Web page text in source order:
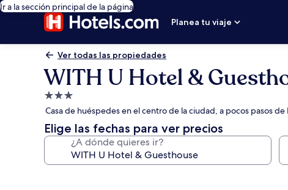
Ir a la sección principal de la página
Planea tu viaje
Ver todas las propiedades
WITH U Hotel &
Propiedad
de
3.0
estrellas
Casa de huéspedes en el centro de la ciudad, a pocos pasos de
Elige las fechas para ver precios
¿A dónde quieres ir?